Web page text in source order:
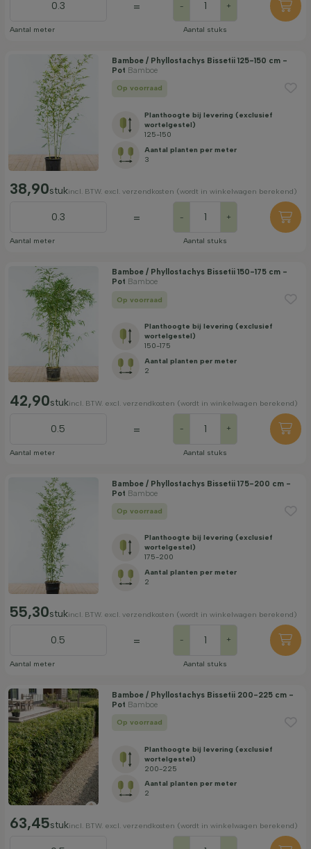
Aantal meter
= - +
Aantal stuks
Bamboe / Phyllostachys Bissetii 125-150 cm -
Pot Bamboe
Op voorraad
Planthoogte bij levering (exclusief
wortelgestel)
125-150
Aantal planten per meter
3
38,90stukincl. BTW. excl. verzendkosten (wordt in winkelwagen berekend)
Aantal meter
= - +
Aantal stuks
Bamboe / Phyllostachys Bissetii 150-175 cm -
Pot Bamboe
Op voorraad
Planthoogte bij levering (exclusief
wortelgestel)
150-175
Aantal planten per meter
2
42,90stukincl. BTW. excl. verzendkosten (wordt in winkelwagen berekend)
Aantal meter
= - +
Aantal stuks
Bamboe / Phyllostachys Bissetii 175-200 cm -
Pot Bamboe
Op voorraad
Planthoogte bij levering (exclusief
wortelgestel)
175-200
Aantal planten per meter
2
55,30stukincl. BTW. excl. verzendkosten (wordt in winkelwagen berekend)
Aantal meter
= - +
Aantal stuks
Bamboe / Phyllostachys Bissetii 200-225 cm -
Pot Bamboe
Op voorraad
Planthoogte bij levering (exclusief
wortelgestel)
200-225
Aantal planten per meter
2
63,45stukincl. BTW. excl. verzendkosten (wordt in winkelwagen berekend)